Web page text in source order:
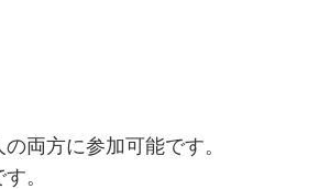
両方に参加可能です。
。